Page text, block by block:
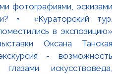
фотографиями, эскизами
▫️ «Кураторский тур.
в экспозицию»
Оксана Танская
- возможность
искусствоведа,